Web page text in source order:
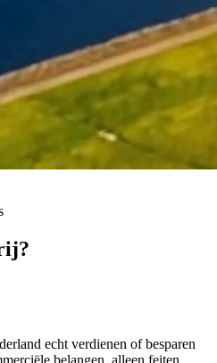
echt verdienen of besparen